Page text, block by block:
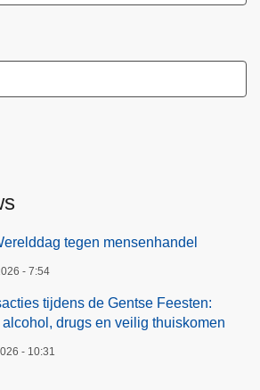
tegen mensenhandel
- 7:54
tijdens de Gentse Feesten:
drugs en veilig thuiskomen
- 10:31